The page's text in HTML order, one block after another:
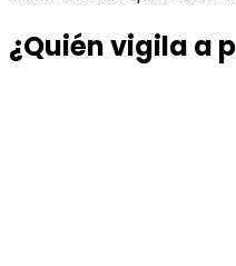
¿Quién vigila a